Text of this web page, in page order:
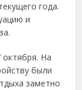
года.
и
На
были
заметно